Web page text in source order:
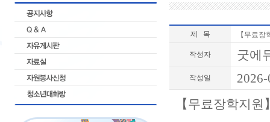
제 목 【무료
작성자 굿에
작성일
【무료장학지